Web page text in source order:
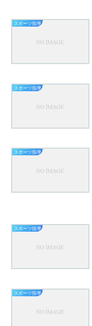
スポーツ指導
スポーツ指導
スポーツ指導
スポーツ指導
スポーツ指導